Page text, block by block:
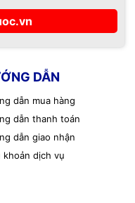
DẪN
dẫn mua hàng
dẫn thanh toán
dẫn giao nhận
khoản dịch vụ